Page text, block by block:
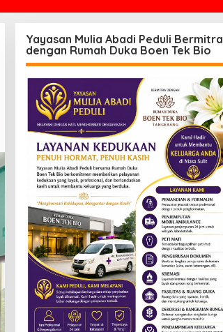
Yayasan Mulia Abadi Peduli Bermitra
dengan Rumah Duka Boen Tek Bio